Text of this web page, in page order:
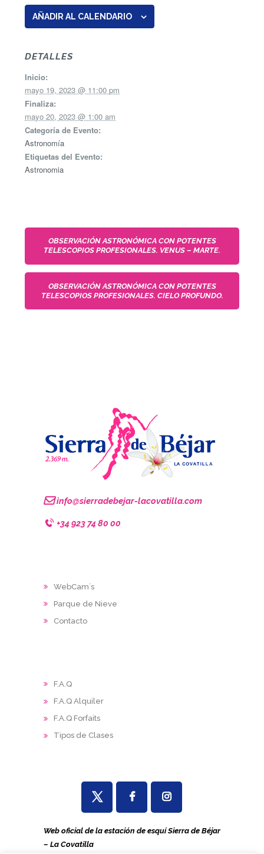
AÑADIR AL CALENDARIO
DETALLES
Inicio:
mayo 19, 2023 @ 11:00 pm
Finaliza:
mayo 20, 2023 @ 1:00 am
Categoría de Evento:
Astronomía
Etiquetas del Evento:
Astronomia
OBSERVACIÓN ASTRONÓMICA CON POTENTES
TELESCOPIOS PROFESIONALES. VENUS – MARTE.
OBSERVACIÓN ASTRONÓMICA CON POTENTES
TELESCOPIOS PROFESIONALES. CIELO PROFUNDO.
info@sierradebejar-lacovatilla.com
+34 923 74 80 00
WebCam´s
Parque de Nieve
Contacto
F.A.Q
F.A.Q Alquiler
F.A.Q Forfaits
Tipos de Clases
Web oficial de la estación de esquí Sierra de Béjar
– La Covatilla